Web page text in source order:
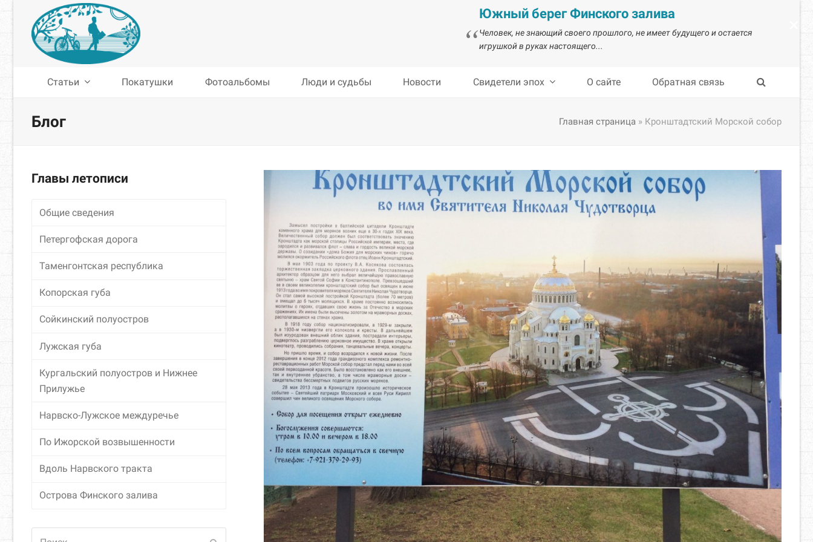
Южный берег Финского залива
Человек, не знающий своего прошлого, не имеет будущего и остается
игрушкой в руках настоящего...
Статьи Покатушки Фотоальбомы Люди и судьбы Новости Свидетели эпох О сайте Обратная связь
Блог Главная страница » Кронштадтский Морской собор
Главы летописи
Общие сведения
Петергофская дорога
Таменгонтская республика
Копорская губа
Сойкинский полуостров
Лужская губа
Кургальский полуостров и Нижнее
Прилужье
Нарвско-Лужское междуречье
По Ижорской возвышенности
Вдоль Нарвского тракта
Острова Финского залива
Необходимые
Использование
этих файлов cookie
обязательно. Они
необходимы для
функционирования
веб-сайта.
Статистика и
аналитика
Для того чтобы